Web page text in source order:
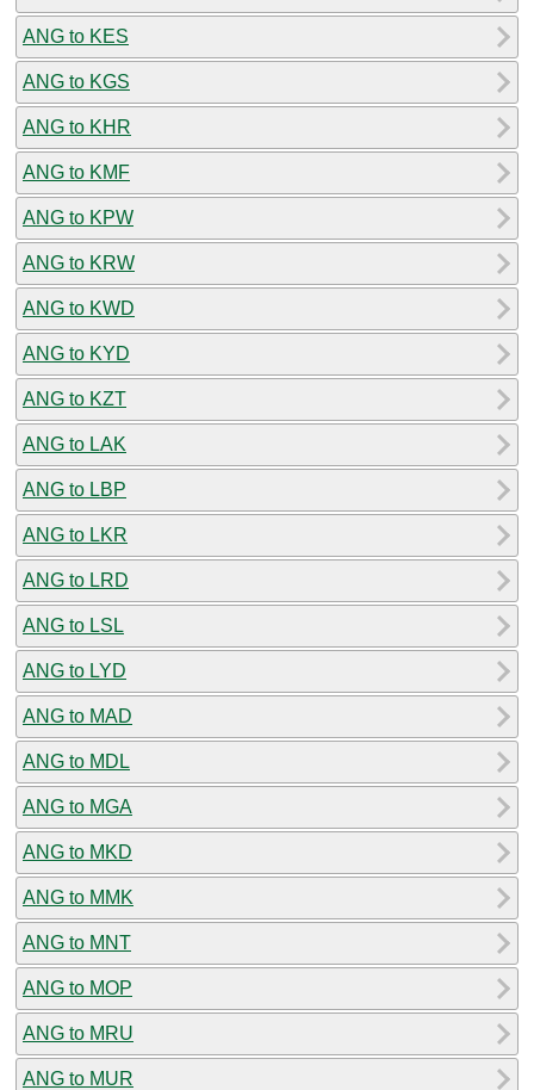
ANG to KES
ANG to KGS
ANG to KHR
ANG to KMF
ANG to KPW
ANG to KRW
ANG to KWD
ANG to KYD
ANG to KZT
ANG to LAK
ANG to LBP
ANG to LKR
ANG to LRD
ANG to LSL
ANG to LYD
ANG to MAD
ANG to MDL
ANG to MGA
ANG to MKD
ANG to MMK
ANG to MNT
ANG to MOP
ANG to MRU
ANG to MUR